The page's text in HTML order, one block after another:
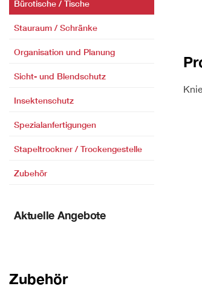
Bürotische / Tische
Stauraum / Schränke
Organisation und Planung
Sicht- und Blendschutz
Insektenschutz
Spezialanfertigungen
Stapeltrockner / Trockengestelle
Zubehör
Aktuelle Angebote
Zubehör